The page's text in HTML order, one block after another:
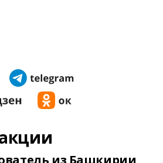
из Башкирии